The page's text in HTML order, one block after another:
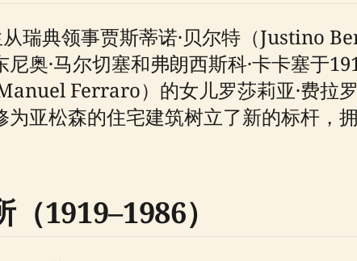
从瑞典领事贾斯蒂诺·贝尔特（Justino
奥·马尔切塞和弗朗西斯科·卡卡塞于
Ferraro）的女儿罗莎莉亚·费拉
亚松森的住宅建筑树立了新的标杆，
1919–1986）